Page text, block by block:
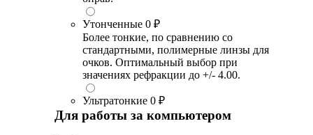
Утонченные 0 ₽
Более тонкие, по сравнению со
стандартными, полимерные линзы для
очков. Оптимальный выбор при
значениях рефракции до +/- 4.00.
Ультратонкие 0 ₽
Для работы за компьютером